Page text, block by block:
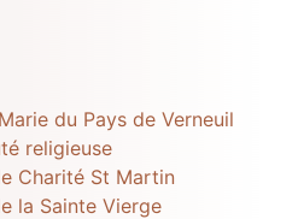
du Pays de Verneuil
religieuse
Charité St Martin
la Sainte Vierge